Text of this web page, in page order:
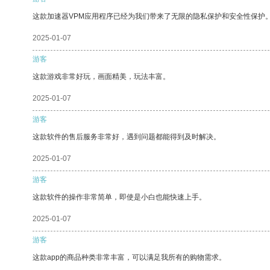
这款加速器VPM应用程序已经为我们带来了无限的隐私保护和安全性保护
2025-01-07
游客
这款游戏非常好玩，画面精美，玩法丰富。
2025-01-07
游客
这款软件的售后服务非常好，遇到问题都能得到及时解决。
2025-01-07
游客
这款软件的操作非常简单，即使是小白也能快速上手。
2025-01-07
游客
这款app的商品种类非常丰富，可以满足我所有的购物需求。